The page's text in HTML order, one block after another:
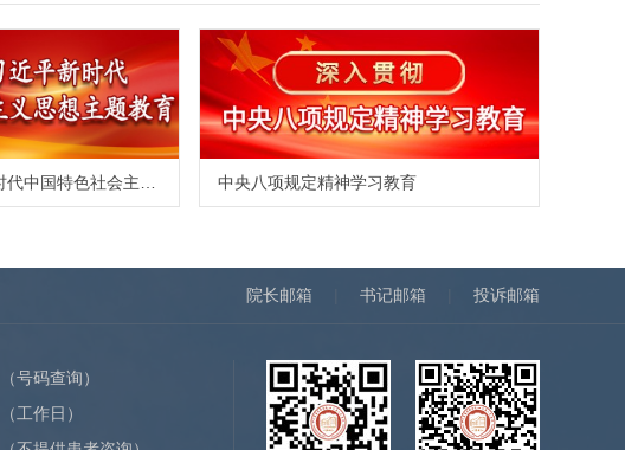
中央八项规定精神学习教育
院长邮箱 书记邮箱 投诉邮箱
（号码查询）
（工作日）